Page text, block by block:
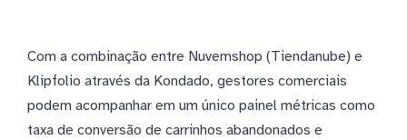
Com a combinação entre Nuvemshop (Tiendanube) e
Klipfolio através da Kondado, gestores comerciais
podem acompanhar em um único painel métricas como
taxa de conversão de carrinhos abandonados e